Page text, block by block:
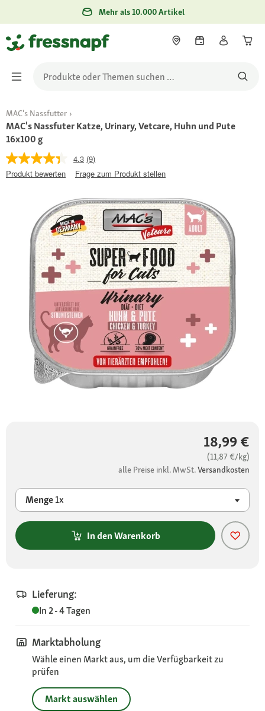
Mehr als 10.000 Artikel
MAC's Nassfutter
MAC's Nassfuter Katze, Urinary, Vetcare, Huhn und Pute
16x100 g
4.3 (9)
Produkt bewerten
Frage zum Produkt stellen
18,99 €
(11,87 €/kg)
alle Preise inkl. MwSt.Versandkosten
Menge1x
In den Warenkorb
Lieferung:
In 2 - 4 Tagen
Marktabholung
Wähle einen Markt aus, um die Verfügbarkeit zu
prüfen
Markt auswählen